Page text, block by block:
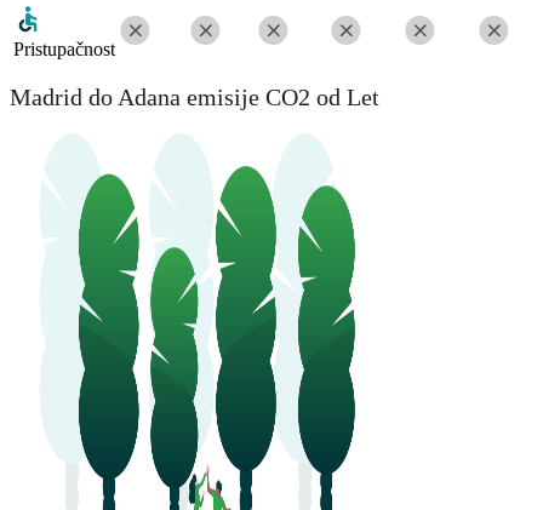
Pristupačnost
Madrid do Adana emisije CO2 od Let